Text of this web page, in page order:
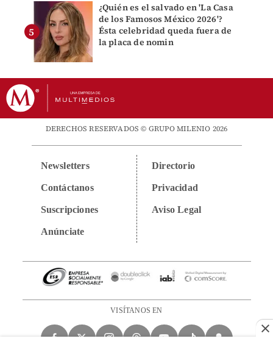
¿Quién es el salvado en 'La Casa
de los Famosos México 2026'?
Ésta celebridad queda fuera de
la placa de nomin
DERECHOS RESERVADOS © GRUPO MILENIO 2026
Newsletters
Contáctanos
Suscripciones
Anúnciate
Directorio
Privacidad
Aviso Legal
VISÍTANOS EN